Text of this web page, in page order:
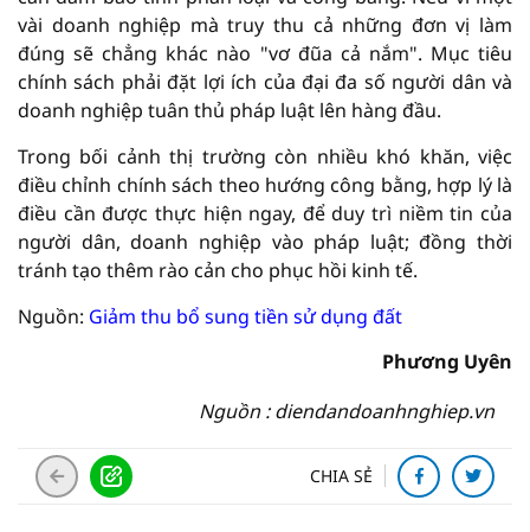
vài doanh nghiệp mà truy thu cả những đơn vị làm
đúng sẽ chẳng khác nào "vơ đũa cả nắm". Mục tiêu
chính sách phải đặt lợi ích của đại đa số người dân và
doanh nghiệp tuân thủ pháp luật lên hàng đầu.
Trong bối cảnh thị trường còn nhiều khó khăn, việc
điều chỉnh chính sách theo hướng công bằng, hợp lý là
điều cần được thực hiện ngay, để duy trì niềm tin của
người dân, doanh nghiệp vào pháp luật; đồng thời
tránh tạo thêm rào cản cho phục hồi kinh tế.
Nguồn: Giảm thu bổ sung tiền sử dụng đất
Phương Uyên
Nguồn : diendandoanhnghiep.vn
CHIA SẺ